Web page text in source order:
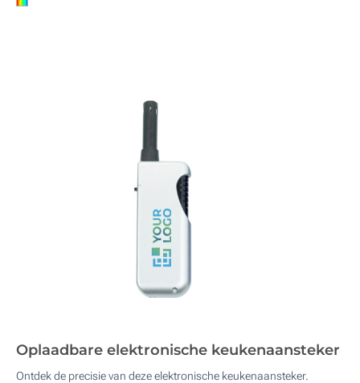
Oplaadbare elektronische keukenaansteker
Ontdek de precisie van deze elektronische keukenaansteker.